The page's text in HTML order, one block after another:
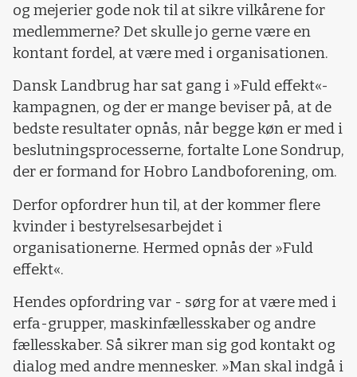
og mejerier gode nok til at sikre vilkårene for
medlemmerne? Det skulle jo gerne være en
kontant fordel, at være med i organisationen.
Dansk Landbrug har sat gang i »Fuld effekt«-
kampagnen, og der er mange beviser på, at de
bedste resultater opnås, når begge køn er med i
beslutningsprocesserne, fortalte Lone Sondrup,
der er formand for Hobro Landboforening, om.
Derfor opfordrer hun til, at der kommer flere
kvinder i bestyrelsesarbejdet i
organisationerne. Hermed opnås der »Fuld
effekt«.
Hendes opfordring var - sørg for at være med i
erfa-grupper, maskinfællesskaber og andre
fællesskaber. Så sikrer man sig god kontakt og
dialog med andre mennesker. »Man skal indgå i